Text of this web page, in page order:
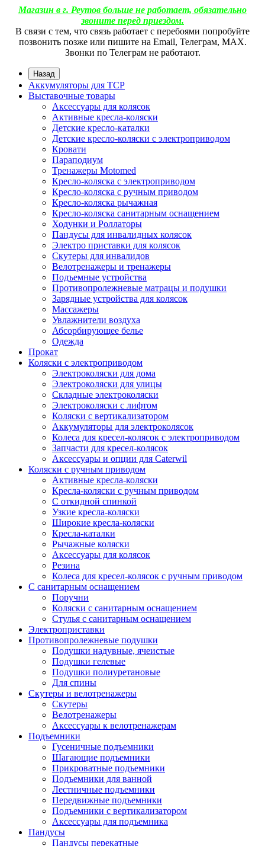
Магазин в г. Реутов больше не работает, обязательно
звоните перед приездом.
В связи с тем, что связь работает с перебоями попробуйте
позвонить позже или пишите на Email, Телеграм, МАХ.
Звонки по Телеграм не работают.
Назад
Аккумуляторы для ТСР
Выставочные товары
Аксессуары для колясок
Активные кресла-коляски
Детские кресло-каталки
Детские кресло-коляски с электроприводом
Кровати
Параподиум
Тренажеры Motomed
Кресло-коляска с электроприводом
Кресло-коляска с ручным приводом
Кресло-коляска рычажная
Кресло-коляска санитарным оснащением
Ходунки и Роллаторы
Пандусы для инвалидных колясок
Электро приставки для колясок
Скутеры для инвалидов
Велотренажеры и тренажеры
Подъемные устройства
Противопролежневые матрацы и подушки
Зарядные устройства для колясок
Массажеры
Увлажнители воздуха
Абсорбирующее белье
Одежда
Прокат
Коляски с электроприводом
Электроколяски для дома
Электроколяски для улицы
Складные электроколяски
Электроколяски с лифтом
Коляски с вертикализатором
Аккумуляторы для электроколясок
Колеса для кресел-колясок с электроприводом
Запчасти для кресел-колясок
Аксессуары и опции для Caterwil
Коляски с ручным приводом
Активные кресла-коляски
Кресла-коляски с ручным приводом
С откидной спинкой
Узкие кресла-коляски
Широкие кресла-коляски
Кресла-каталки
Рычажные коляски
Аксессуары для колясок
Резина
Колеса для кресел-колясок с ручным приводом
С санитарным оснащением
Поручни
Коляски с санитарным оснащением
Стулья с санитарным оснащением
Электроприставки
Противопролежневые подушки
Подушки надувные, ячеистые
Подушки гелевые
Подушки полиуретановые
Для спины
Скутеры и велотренажеры
Скутеры
Велотренажеры
Аксессуары к велотренажерам
Подъемники
Гусеничные подъемники
Шагающие подъемники
Прикроватные подъемники
Подъемники для ванной
Лестничные подъемники
Передвижные подъемники
Подъемники с вертикализатором
Аксессуары для подъемника
Пандусы
Пандусы перекатные